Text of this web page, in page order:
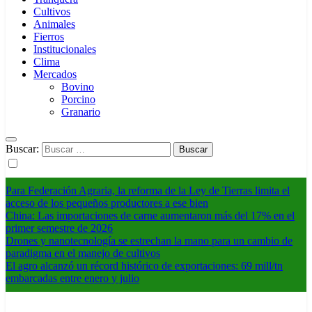
Cultivos
Animales
Fierros
Institucionales
Clima
Mercados
Bovino
Porcino
Granario
Buscar:
Para Federación Agraria, la reforma de la Ley de Tierras limita el
acceso de los pequeños productores a ese bien
China: Las importaciones de carne aumentaron más del 17% en el
primer semestre de 2026
Drones y nanotecnología se estrechan la mano para un cambio de
paradigma en el manejo de cultivos
El agro alcanzó un récord histórico de exportaciones: 69 mill/tn
embarcadas entre enero y julio